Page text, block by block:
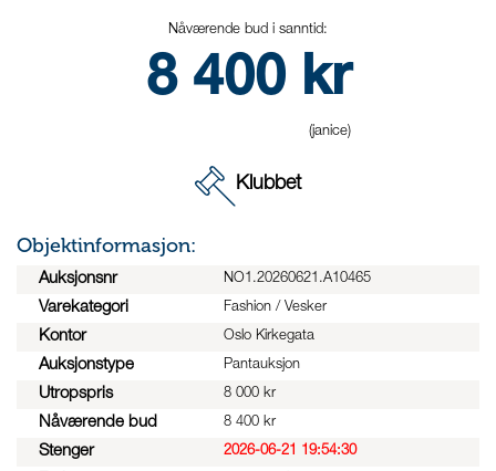
Nåværende bud i sanntid:
8 400 kr
(janice)
Klubbet
Objektinformasjon:
Auksjonsnr NO1.20260621.A10465
Varekategori Fashion / Vesker
Kontor Oslo Kirkegata
Auksjonstype Pantauksjon
Utropspris 8 000 kr
Nåværende bud 8 400 kr
Stenger 2026-06-21 19:54:30